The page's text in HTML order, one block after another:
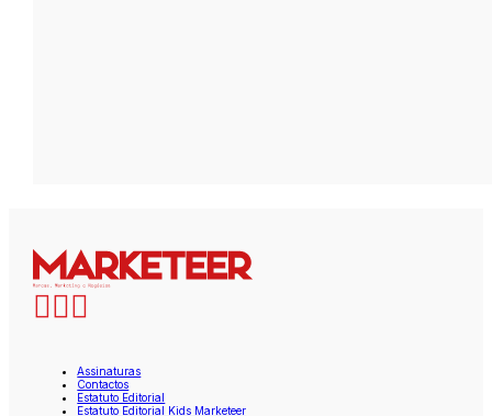
Assinaturas
Contactos
Estatuto Editorial
Estatuto Editorial Kids Marketeer